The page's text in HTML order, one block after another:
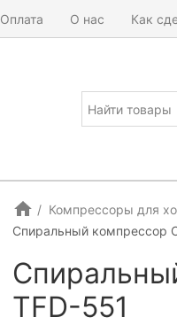
Оплата О нас Как
Компрессоры для
Спиральный компрессор
TFD-551